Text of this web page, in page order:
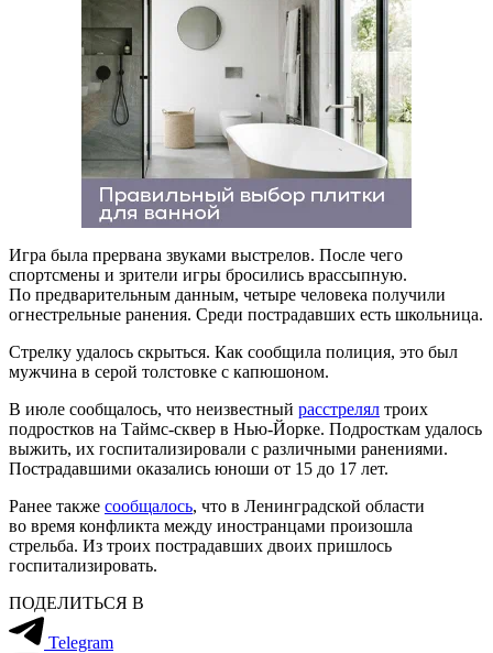
Игра была прервана звуками выстрелов. После чего
спортсмены и зрители игры бросились врассыпную.
По предварительным данным, четыре человека получили
огнестрельные ранения. Среди пострадавших есть школьница.
Стрелку удалось скрыться. Как сообщила полиция, это был
мужчина в серой толстовке с капюшоном.
В июле сообщалось, что неизвестный расстрелял троих
подростков на Таймс-сквер в Нью-Йорке. Подросткам удалось
выжить, их госпитализировали с различными ранениями.
Пострадавшими оказались юноши от 15 до 17 лет.
Ранее также сообщалось, что в Ленинградской области
во время конфликта между иностранцами произошла
стрельба. Из троих пострадавших двоих пришлось
госпитализировать.
ПОДЕЛИТЬСЯ В
Telegram